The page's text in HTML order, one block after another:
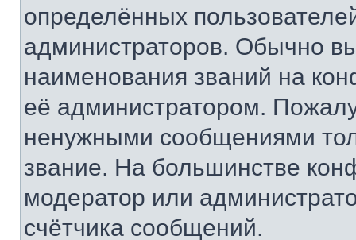
определённых
администраторов. Обычно
наименования званий на
её администратором.
ненужными сообщениями
звание. На большинстве
модератор или
счётчика сообщений.